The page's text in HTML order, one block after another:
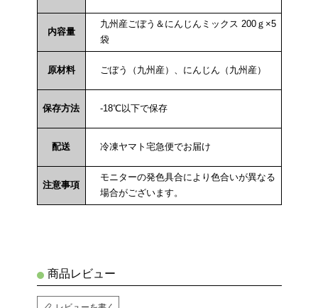
内容量
九州産ごぼう＆にんじんミックス 200ｇ×5
袋
原材料 ごぼう（九州産）、にんじん（九州産）
保存方法 -18℃以下で保存
配送 冷凍ヤマト宅急便でお届け
注意事項
モニターの発色具合により色合いが異なる
場合がございます。
商品レビュー